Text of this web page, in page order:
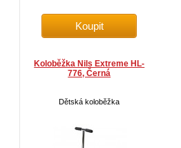
Koloběžka Nils Extreme HL-
776, Černá
Dětská koloběžka